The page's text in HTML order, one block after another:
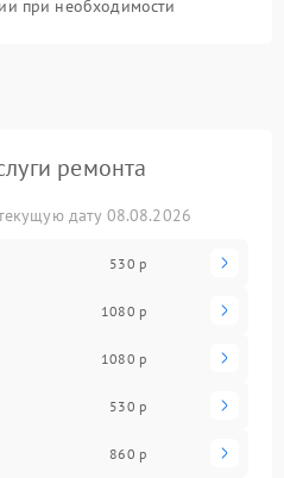
при необходимости
ремонта
дату 08.08.2026
530 р
1080 р
1080 р
530 р
860 р